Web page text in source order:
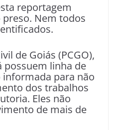
reportagem
Nem todos
de Goiás (PCGO),
possuem linha de
para não
dos trabalhos
Eles não
de mais de